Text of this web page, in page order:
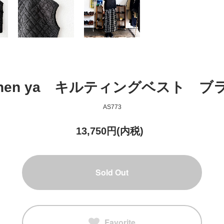
ya キルティングベスト ブ
AS773
13,750円(内税)
Sold Out